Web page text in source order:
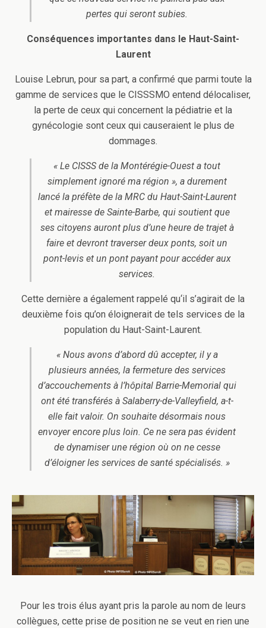
pertes qui seront subies.
Conséquences importantes dans le Haut-Saint-
Laurent
Louise Lebrun, pour sa part, a confirmé que parmi toute la
gamme de services que le CISSSMO entend délocaliser,
la perte de ceux qui concernent la pédiatrie et la
gynécologie sont ceux qui causeraient le plus de
dommages.
« Le CISSS de la Montérégie-Ouest a tout
simplement ignoré ma région », a durement
lancé la préfète de la MRC du Haut-Saint-Laurent
et mairesse de Sainte-Barbe, qui soutient que
ses citoyens auront plus d’une heure de trajet à
faire et devront traverser deux ponts, soit un
pont-levis et un pont payant pour accéder aux
services.
Cette dernière a également rappelé qu‘il s’agirait de la
deuxième fois qu’on éloignerait de tels services de la
population du Haut-Saint-Laurent.
« Nous avons d’abord dû accepter, il y a
plusieurs années, la fermeture des services
d’accouchements à l’hôpital Barrie-Memorial qui
ont été transférés à Salaberry-de-Valleyfield, a-t-
elle fait valoir. On souhaite désormais nous
envoyer encore plus loin. Ce ne sera pas évident
de dynamiser une région où on ne cesse
d’éloigner les services de santé spécialisés. »
Pour les trois élus ayant pris la parole au nom de leurs
collègues, cette prise de position ne se veut en rien une